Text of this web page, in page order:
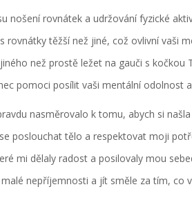
nošení rovnátek a udržování fyzické
rovnátky těžší než jiné, což ovlivní vaši
než prostě ležet na gauči s kočkou
pomoci posílit vaši mentální odolnost
nasměrovalo k tomu, abych si
poslouchat tělo a respektovat moji
mi dělaly radost a posilovaly mou
nepříjemnosti a jít směle za tím, co